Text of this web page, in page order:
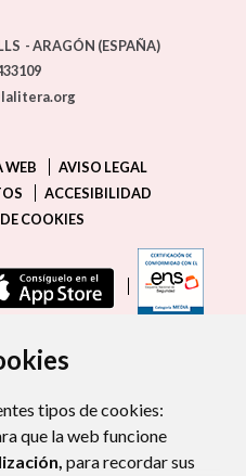
tipos de cookies:
que la web funcione
para recordar sus
- ARAGÓN (ESPAÑA)
WEB
AVISO LEGAL
ACCESIBILIDAD
COOKIES